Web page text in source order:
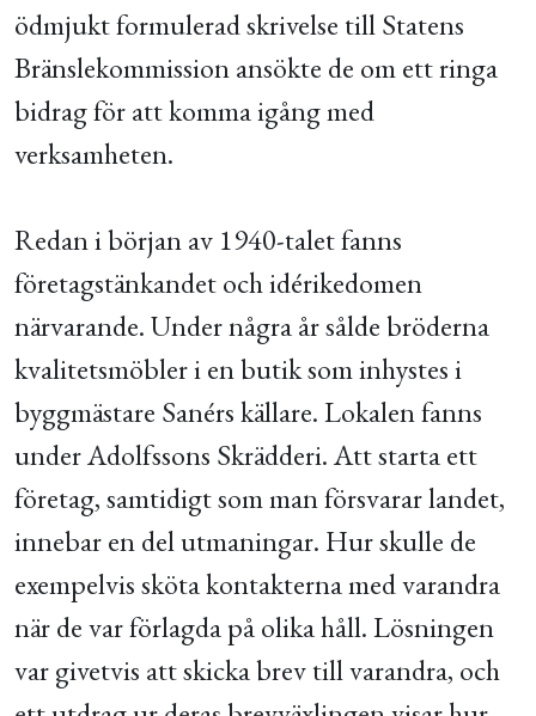
ödmjukt formulerad skrivelse till Statens
Bränslekommission ansökte de om ett ringa
bidrag för att komma igång med
verksamheten.
Redan i början av 1940-talet fanns
företagstänkandet och idérikedomen
närvarande. Under några år sålde bröderna
kvalitetsmöbler i en butik som inhystes i
byggmästare Sanérs källare. Lokalen fanns
under Adolfssons Skrädderi. Att starta ett
företag, samtidigt som man försvarar landet,
innebar en del utmaningar. Hur skulle de
exempelvis sköta kontakterna med varandra
när de var förlagda på olika håll. Lösningen
var givetvis att skicka brev till varandra, och